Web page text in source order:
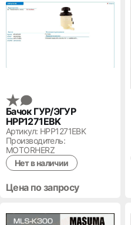
Бачок ГУР/ЭГУР
HPP1271EBK
Артикул: HPP1271EBK
Производитель:
MOTORHERZ
Нет в наличии
Цена по запросу